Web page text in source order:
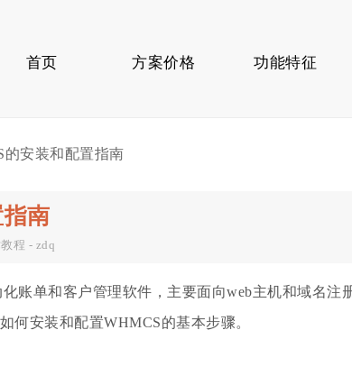
首页 方案价格 功能特征
的安装和配置指南
南
程 - zdq
账单和客户管理软件，主要面向web主机和域名注
何安装和配置WHMCS的基本步骤。